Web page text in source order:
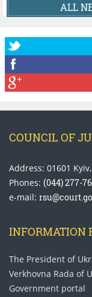
ALL
COUNCIL OF
Address: 01601
Phones: (044) 277-
e-mail:
INFORMATION
The President of
Verkhovna Rada of
Government portal